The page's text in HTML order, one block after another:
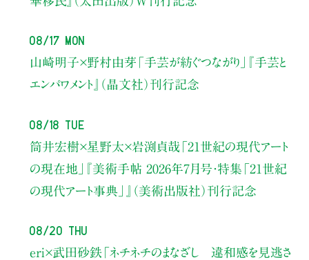
08/17 Mon
山崎明子×野村由芽 「手芸が紡ぐつながり」
『手芸と
エンパワメント』（晶文社）刊行記念
08/18 Tue
筒井宏樹×星野太×岩渕貞哉 「21世紀の現代アート
の現在地」
『美術手帖 2026年7月号・特集「21世紀
の現代アート事典」』（美術出版社）刊行記念
08/20 Thu
eri×武田砂鉄「ネチネチのまなざし 違和感を見逃さ